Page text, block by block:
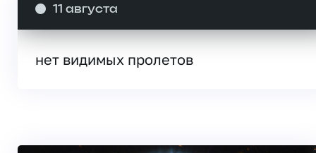
11 августа
нет видимых пролетов